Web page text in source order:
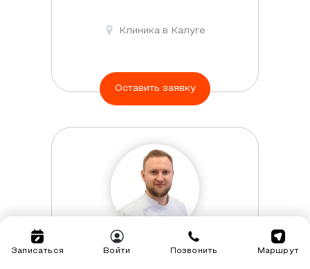
Клиника в Калуге
Оставить заявку
Записаться Войти Позвонить Маршрут